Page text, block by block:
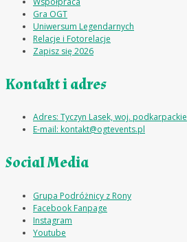
Gra OGT
Uniwersum Legendarnych
Relacje i Fotorelacje
Zapisz się 2026
Kontakt i adres
Adres: Tyczyn Lasek, woj. podkarpackie
E-mail: kontakt@ogtevents.pl
Social Media
Grupa Podróżnicy z Rony
Facebook Fanpage
Instagram
Youtube